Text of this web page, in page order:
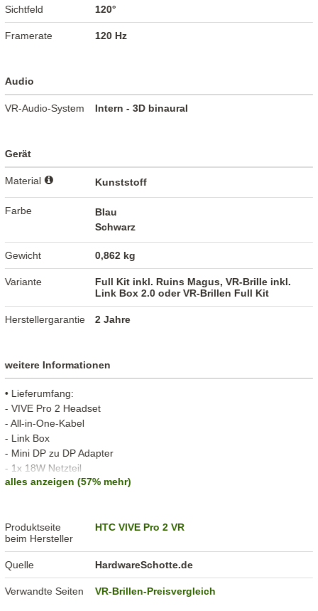
Sichtfeld 120°
Framerate 120 Hz
Audio
VR-Audio-System Intern - 3D binaural
Gerät
Material Kunststoff
Farbe
Blau
Schwarz
Gewicht 0,862 kg
Variante
Full Kit inkl. Ruins Magus, VR-Brille inkl.
Link Box 2.0 oder VR-Brillen Full Kit
Herstellergarantie 2 Jahre
weitere Informationen
• Lieferumfang:
- VIVE Pro 2 Headset
- All-in-One-Kabel
- Link Box
- Mini DP zu DP Adapter
- 1x 18W Netzteil
- Linsenreinigungstuch
- DisplayPort-Kabel
- USB 3.0 Kabel
- Anleitungen (Kurzanleitung, Sicherheitshinweise, Garantiehinweise,
Anleitung für IPD-Einstellung, VIVE Logo Aufkleber)
alles anzeigen (57% mehr)
Produktseite
beim Hersteller
HTC VIVE Pro 2 VR
Quelle HardwareSchotte.de
Verwandte Seiten VR-Brillen-Preisvergleich